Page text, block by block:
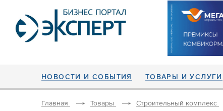
НОВОСТИ И СОБЫТИЯ ТОВАРЫ И УСЛУГИ
Главная Товары Строительный комплекс